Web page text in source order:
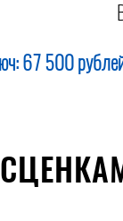
67 500